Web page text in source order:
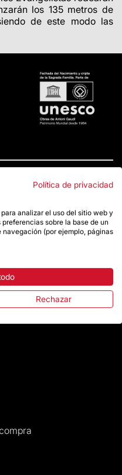
los 135 metros de
de este modo las
Política de privacidad
analizar el uso del sitio web y
sobre la base de un
(por ejemplo, páginas
Rechazar